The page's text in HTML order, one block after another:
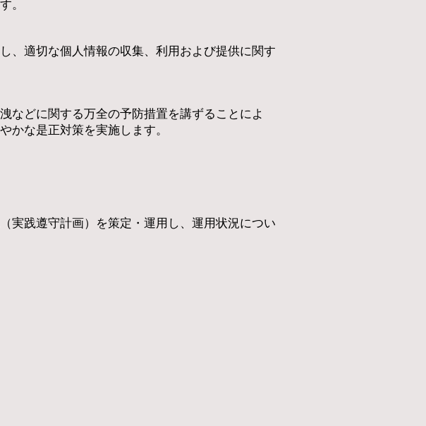
。
、適切な個人情報の収集、利用および提供に関す
どに関する万全の予防措置を講ずることによ
かな是正対策を実施します。
実践遵守計画）を策定・運用し、運用状況につい